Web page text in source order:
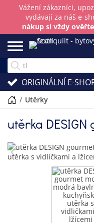
Vážení zákazníci,
vydávají za náš e-
nákup si vždy
ORIGINÁLNÍ E-
/ utěrky
utěrka